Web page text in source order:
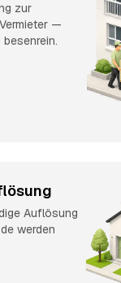
zur
—
Auflösung
werden